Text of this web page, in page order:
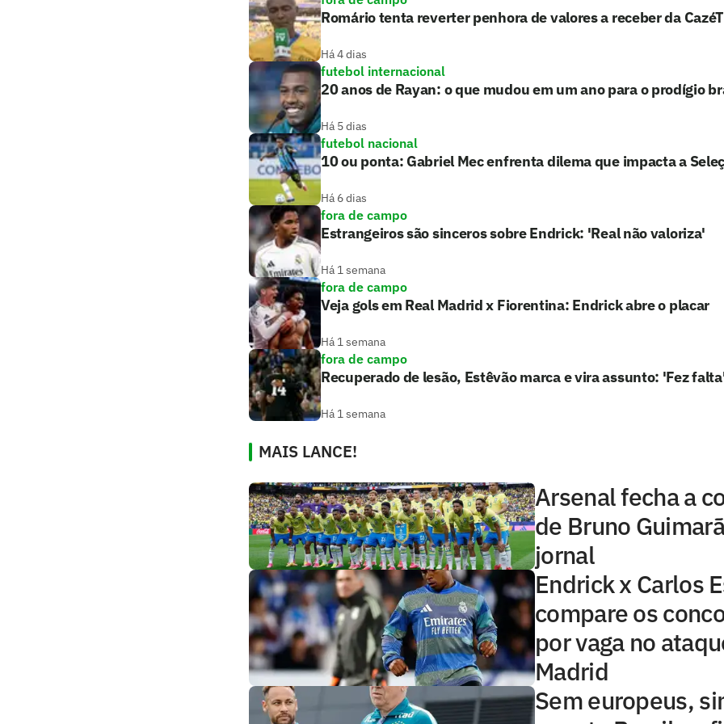
Romário tenta reverter penhora de valores a receber da
Há 4 dias
futebol internacional
20 anos de Rayan: o que mudou em um ano para o prodígio
Há 5 dias
futebol nacional
10 ou ponta: Gabriel Mec enfrenta dilema que impacta a
Há 6 dias
fora de campo
Estrangeiros são sinceros sobre Endrick: 'Real não valoriza'
Há 1 semana
fora de campo
Veja gols em Real Madrid x Fiorentina: Endrick abre o placar
Há 1 semana
fora de campo
Recuperado de lesão, Estêvão marca e vira assunto: 'Fez
Há 1 semana
MAIS LANCE!
Arsenal fecha a
de Bruno
jornal
Endrick x Carlos
compare os
por vaga no
Madrid
Sem europeus,